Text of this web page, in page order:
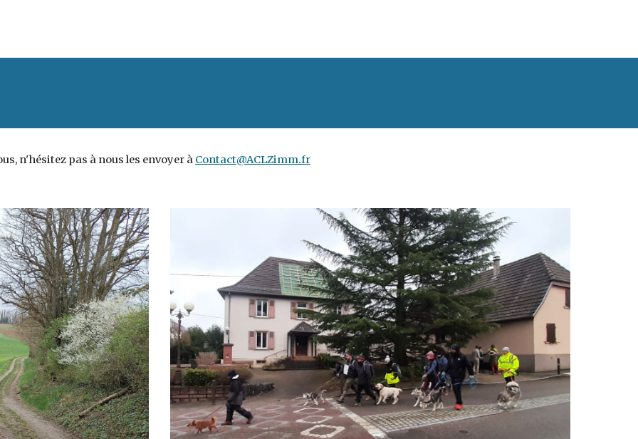
n'hésitez pas à nous les envoyer à Contact@ACLZimm.fr